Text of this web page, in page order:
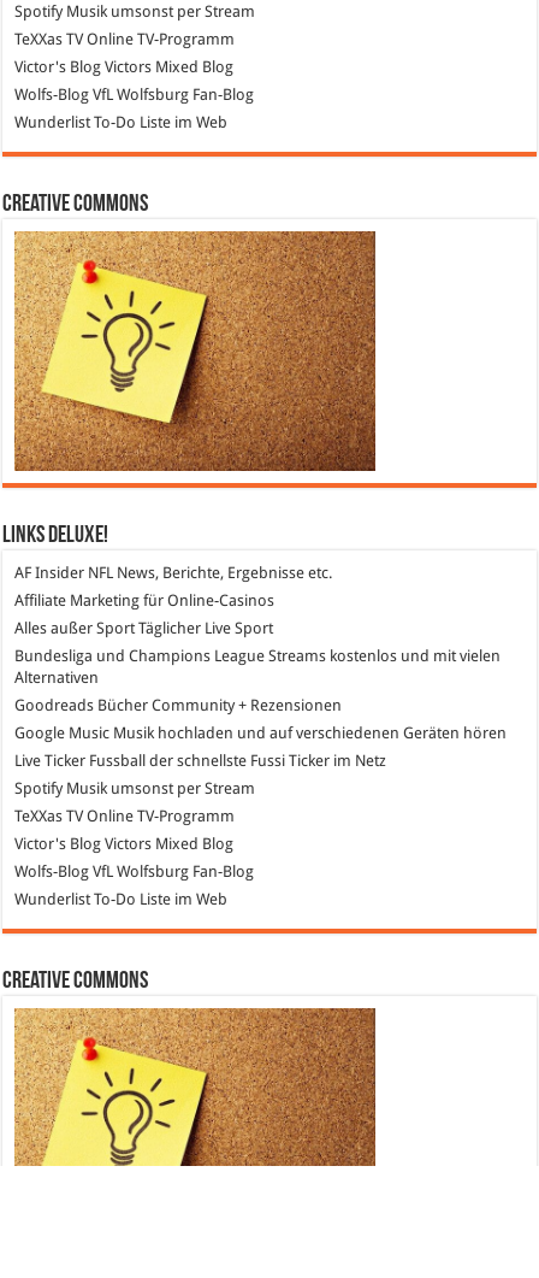
SpotifyMusik umsonst per Stream
TeXXas TVOnline TV-Programm
Victor's Blog Victors Mixed Blog
Wolfs-Blog VfL Wolfsburg Fan-Blog
Wunderlist To-Do Liste im Web
Creative Commons
Links DeLuXe!
AF Insider NFL News, Berichte, Ergebnisse etc.
Affiliate Marketing für Online-Casinos
Alles außer SportTäglicher Live Sport
Bundesliga und Champions League Streams kostenlos und mit vielen
Alternativen
Goodreads Bücher Community + Rezensionen
Google Music Musik hochladen und auf verschiedenen Geräten hören
Live Ticker Fussball
der schnellste Fussi Ticker im Netz
SpotifyMusik umsonst per Stream
TeXXas TVOnline TV-Programm
Victor's Blog Victors Mixed Blog
Wolfs-Blog VfL Wolfsburg Fan-Blog
WunderlistTo-Do Liste im Web
Creative Commons